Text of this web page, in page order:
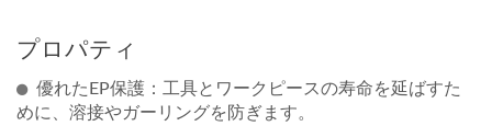
プロパティ
優れたEP保護：工具とワークピースの寿命を延ばすた
めに、溶接やガーリングを防ぎます。